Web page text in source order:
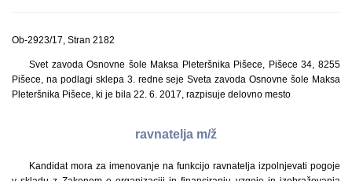
Ob-2923/17, Stran 2182
Svet zavoda Osnovne šole Maksa Pleteršnika Pišece, Pišece 34, 8255
Pišece, na podlagi sklepa 3. redne seje Sveta zavoda Osnovne šole Maksa
Pleteršnika Pišece, ki je bila 22. 6. 2017, razpisuje delovno mesto
ravnatelja m/ž
Kandidat mora za imenovanje na funkcijo ravnatelja izpolnjevati pogoje